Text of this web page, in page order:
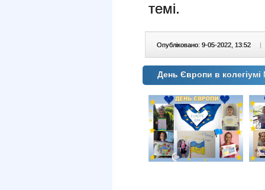
темі.
Опубліковано: 9-05-2022, 13:52 |
День Європи в